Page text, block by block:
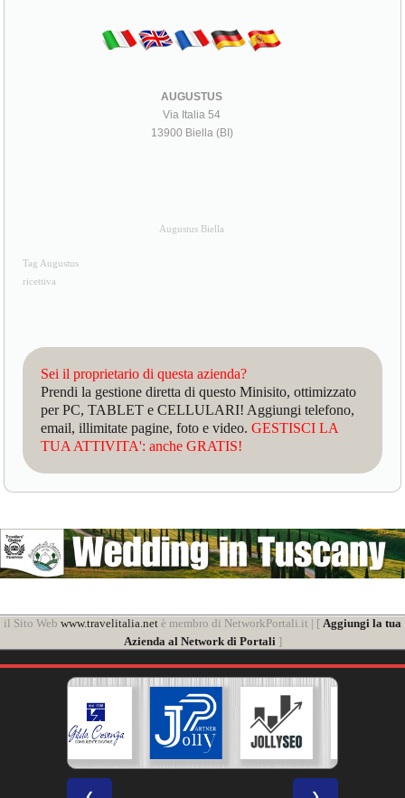
AUGUSTUS
Via Italia 54
13900 Biella (BI)
Augustus Biella
Tag Augustus
ricettiva
Sei il proprietario di questa azienda?
Prendi la gestione diretta di questo Minisito, ottimizzato
per PC, TABLET e CELLULARI! Aggiungi telefono,
email, illimitate pagine, foto e video.GESTISCI LA
TUA ATTIVITA': anche GRATIS!
il Sito Web www.travelitalia.net è membro di NetworkPortali.it | [ Aggiungi la tua
Azienda al Network di Portali]